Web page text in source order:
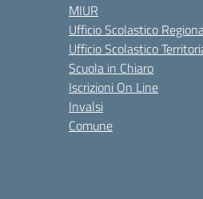
MIUR
Ufficio Scolastico
Ufficio Scolastico
Scuola in Chiaro
Iscrizioni On Line
Invalsi
Comune